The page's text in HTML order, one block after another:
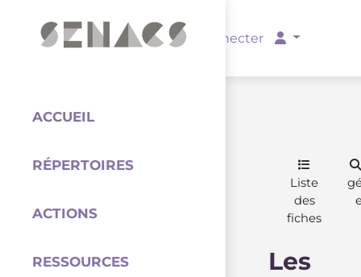
Se connecter
ACCUEIL
RÉPERTOIRES
ACTIONS
RESSOURCES
Liste
des
fiches
Les